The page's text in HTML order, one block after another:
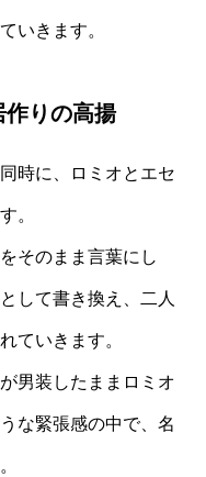
いきます。
りの高揚
時に、ロミオとエセ
。
そのまま言葉にし
して書き換え、二人
ていきます。
男装したままロミオ
な緊張感の中で、名